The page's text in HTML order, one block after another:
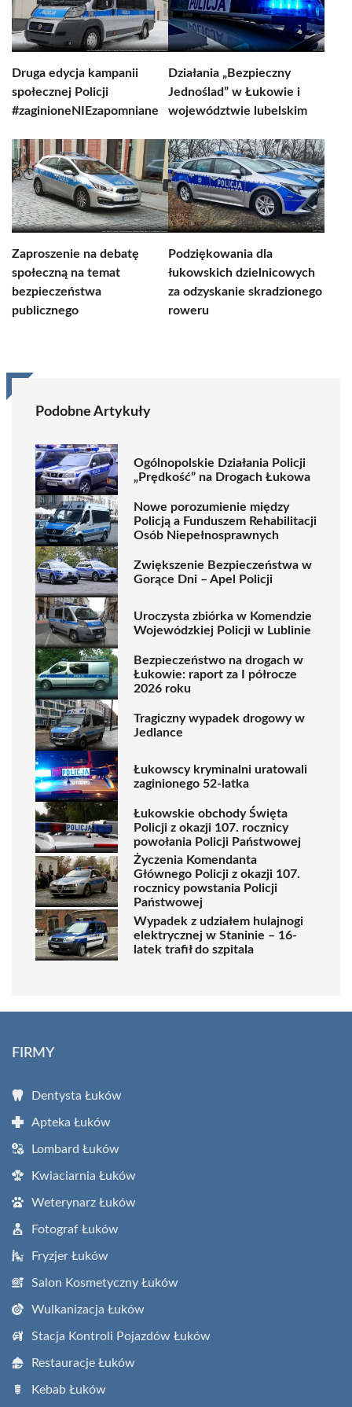
Druga edycja kampanii
społecznej Policji
#zaginioneNIEzapomniane
Działania „Bezpieczny
Jednoślad” w Łukowie i
województwie lubelskim
Zaproszenie na debatę
społeczną na temat
bezpieczeństwa
publicznego
Podziękowania dla
łukowskich dzielnicowych
za odzyskanie skradzionego
roweru
Podobne Artykuły
Ogólnopolskie Działania Policji
„Prędkość” na Drogach Łukowa
Nowe porozumienie między
Policją a Funduszem Rehabilitacji
Osób Niepełnosprawnych
Zwiększenie Bezpieczeństwa w
Gorące Dni – Apel Policji
Uroczysta zbiórka w Komendzie
Wojewódzkiej Policji w Lublinie
Bezpieczeństwo na drogach w
Łukowie: raport za I półrocze
2026 roku
Tragiczny wypadek drogowy w
Jedlance
Łukowscy kryminalni uratowali
zaginionego 52-latka
Łukowskie obchody Święta
Policji z okazji 107. rocznicy
powołania Policji Państwowej
Życzenia Komendanta
Głównego Policji z okazji 107.
rocznicy powstania Policji
Państwowej
Wypadek z udziałem hulajnogi
elektrycznej w Staninie – 16-
latek trafił do szpitala
FIRMY
Dentysta Łuków
Apteka Łuków
Lombard Łuków
Kwiaciarnia Łuków
Weterynarz Łuków
Fotograf Łuków
Fryzjer Łuków
Salon Kosmetyczny Łuków
Wulkanizacja Łuków
Stacja Kontroli Pojazdów Łuków
Restauracje Łuków
Kebab Łuków